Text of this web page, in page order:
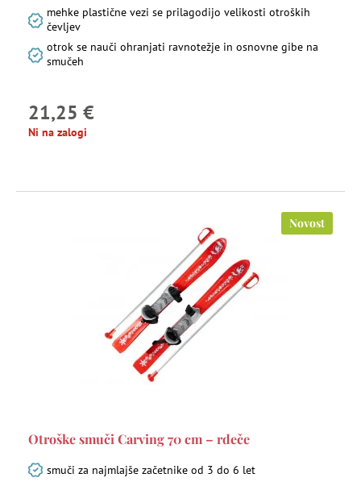
mehke plastične vezi se prilagodijo velikosti otroških
čevljev
otrok se nauči ohranjati ravnotežje in osnovne gibe na
smučeh
21,25 €
Ni na zalogi
Novost
Otroške smuči Carving 70 cm – rdeče
smuči za najmlajše začetnike od 3 do 6 let